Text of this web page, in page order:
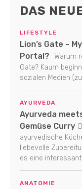
DAS
LIFESTYLE
Lion’s Gate –
Portal?
Warum
Gate? Kaum
sozialen Medien
AYURVEDA
Ayurveda
Gemüse Curry
ayurvedische
liebevolle
es eine
ANATOMIE